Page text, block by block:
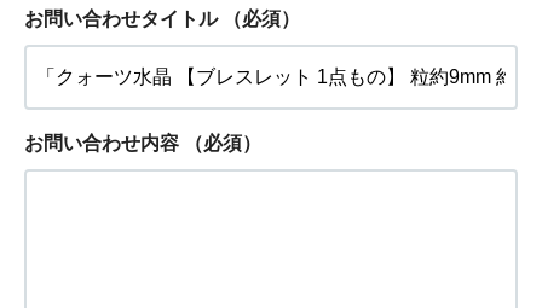
お問い合わせタイトル （必須）
お問い合わせ内容 （必須）